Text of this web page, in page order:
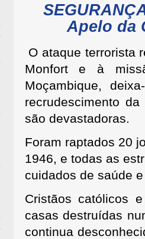
Apelo da
O ataque terrorista
Monfort e à
Moçambique,
recrudescimento
são devastadoras.
Foram raptados 20
1946, e todas as
cuidados de saúde
Cristãos católicos
casas destruídas
continua